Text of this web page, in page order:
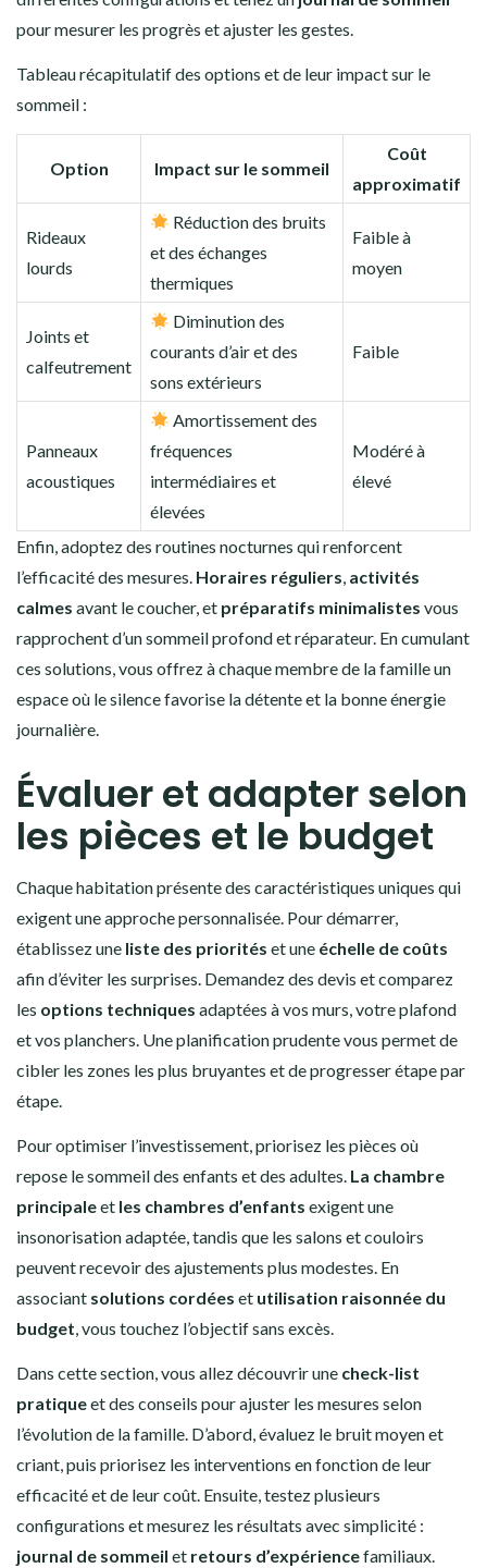
pour mesurer les progrès et ajuster les gestes.
Tableau récapitulatif des options et de leur impact sur le
sommeil :
Option Impact sur le sommeil
Coût
approximatif
Rideaux
lourds
Réduction des bruits
et des échanges
thermiques
Faible à
moyen
Joints et
calfeutrement
Diminution des
courants d’air et des
sons extérieurs
Faible
Panneaux
acoustiques
Amortissement des
fréquences
intermédiaires et
élevées
Modéré à
élevé
Enfin, adoptez des routines nocturnes qui renforcent
l’efficacité des mesures. Horaires réguliers, activités
calmes avant le coucher, et préparatifs minimalistes vous
rapprochent d’un sommeil profond et réparateur. En cumulant
ces solutions, vous offrez à chaque membre de la famille un
espace où le silence favorise la détente et la bonne énergie
journalière.
Évaluer et adapter selon
les pièces et le budget
Chaque habitation présente des caractéristiques uniques qui
exigent une approche personnalisée. Pour démarrer,
établissez une liste des priorités et une échelle de coûts
afin d’éviter les surprises. Demandez des devis et comparez
les options techniques adaptées à vos murs, votre plafond
et vos planchers. Une planification prudente vous permet de
cibler les zones les plus bruyantes et de progresser étape par
étape.
Pour optimiser l’investissement, priorisez les pièces où
repose le sommeil des enfants et des adultes. La chambre
principaleet les chambres d’enfants exigent une
insonorisation adaptée, tandis que les salons et couloirs
peuvent recevoir des ajustements plus modestes. En
associant solutions cordées et utilisation raisonnée du
budget, vous touchez l’objectif sans excès.
Dans cette section, vous allez découvrir une check-list
pratiqueet des conseils pour ajuster les mesures selon
l’évolution de la famille. D’abord, évaluez le bruit moyen et
criant, puis priorisez les interventions en fonction de leur
efficacité et de leur coût. Ensuite, testez plusieurs
configurations et mesurez les résultats avec simplicité :
journal de sommeil et retours d’expériencefamiliaux.